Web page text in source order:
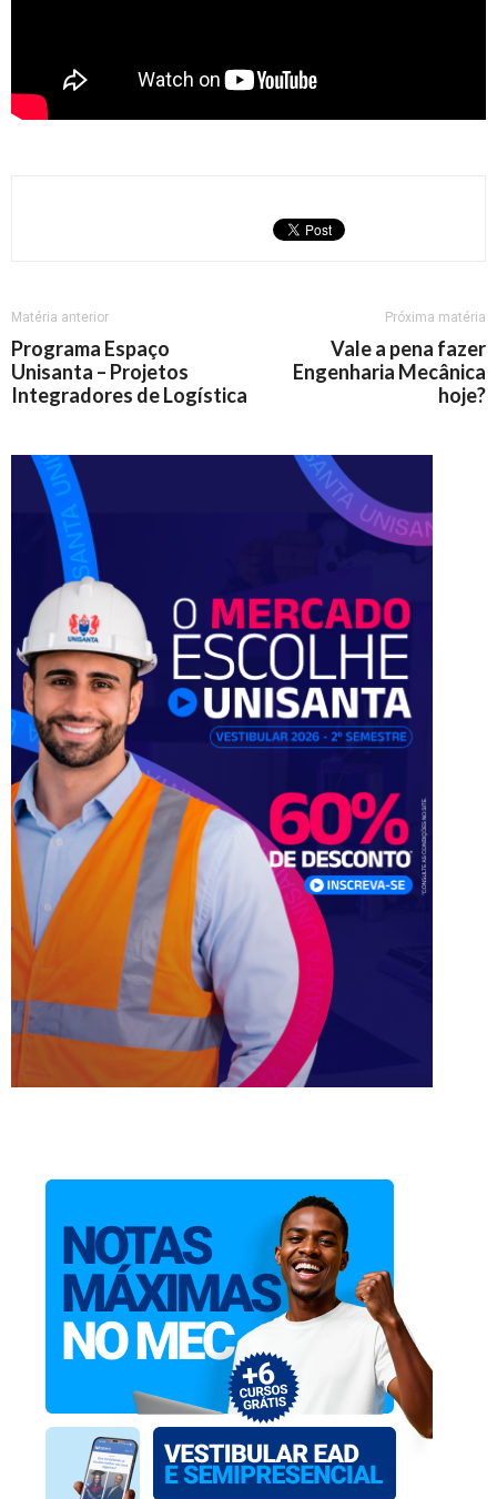
Matéria anterior
Programa Espaço
Unisanta – Projetos
Integradores de Logística
Próxima matéria
Vale a pena fazer
Engenharia Mecânica
hoje?